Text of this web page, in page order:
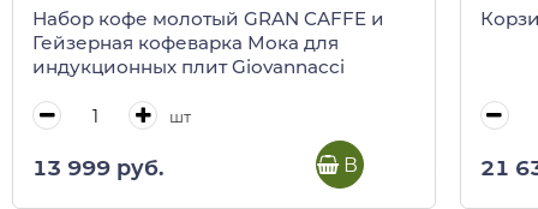
Набор кофе молотый GRAN CAFFE и
Гейзерная кофеварка Мока для
индукционных плит Giovannacci
шт
13 999 руб. В корзину 21